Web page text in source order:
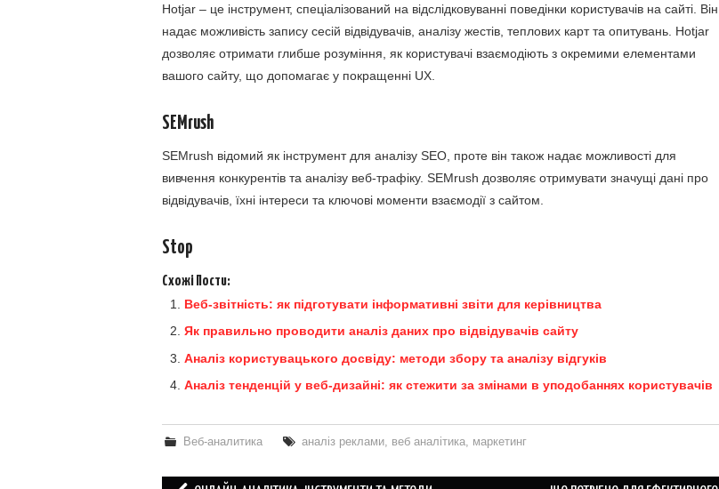
Hotjar – це інструмент, спеціалізований на відслідковуванні поведінки користувачів на сайті. Він
надає можливість запису сесій відвідувачів, аналізу жестів, теплових карт та опитувань. Hotjar
дозволяє отримати глибше розуміння, як користувачі взаємодіють з окремими елементами
вашого сайту, що допомагає у покращенні UX.
SEMrush
SEMrush відомий як інструмент для аналізу SEO, проте він також надає можливості для
вивчення конкурентів та аналізу веб-трафіку. SEMrush дозволяє отримувати значущі дані про
відвідувачів, їхні інтереси та ключові моменти взаємодії з сайтом.
Stop
Схожі Пости:
Веб-звітність: як підготувати інформативні звіти для керівництва
Як правильно проводити аналіз даних про відвідувачів сайту
Аналіз користувацького досвіду: методи збору та аналізу відгуків
Аналіз тенденцій у веб-дизайні: як стежити за змінами в уподобаннях користувачів
Веб-аналитика аналіз реклами, веб аналітика, маркетинг